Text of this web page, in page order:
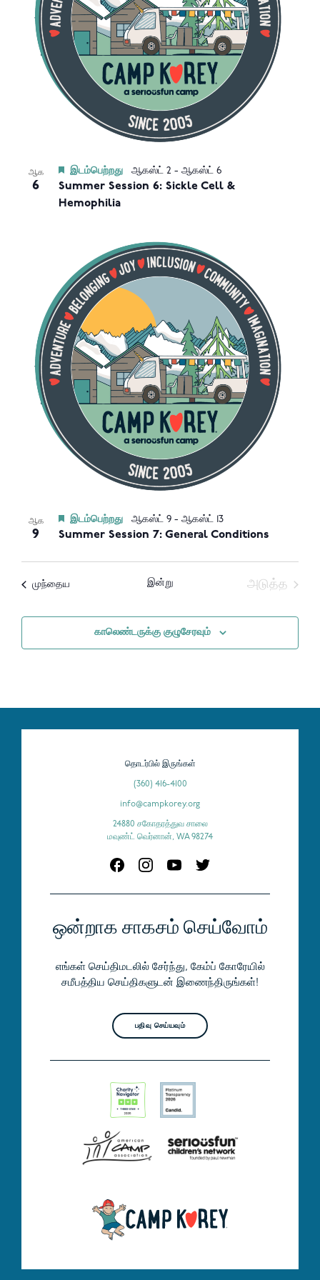
View
ஆக
6
Summer Session 6: Sickle Cell &
Hemophilia
இடம்பெற்றது ஆகஸ்ட் 2 - ஆகஸ்ட் 6
ஆக
9 Summer Session 7: General Conditions
இடம்பெற்றது ஆகஸ்ட் 9 - ஆகஸ்ட் 13
முந்தைய இன்று
அடுத்த
காலெண்டருக்கு குழுசேரவும்
ஒன்றாக சாகசம் செய்வோம்
எங்கள் செய்திமடலில் சேர்ந்து, கேம்ப் கோரேயில்
சமீபத்திய செய்திகளுடன் இணைந்திருங்கள்!
பதிவு செய்யவும்
தொடர்பில் இருங்கள்
(360) 416-4100
info@campkorey.org
24880 சகோதரத்துவ சாலை
மவுண்ட் வெர்னான், WA 98274